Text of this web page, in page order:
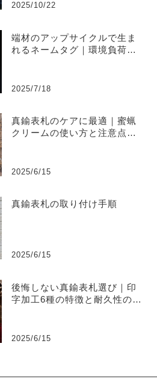
2025/10/22
端材のアップサイクルで生ま
れるネームタグ｜環境負荷を
2025/7/18
真鍮表札のケアに最適｜蜜蝋
クリームの使い方と注意点ま
2025/6/15
真鍮表札の取り付け手順
2025/6/15
後悔しない真鍮表札選び｜印
字加工6種の特徴と耐久性の違
2025/6/15